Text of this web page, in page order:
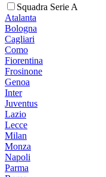
Squadra Serie A
Atalanta
Bologna
Cagliari
Como
Fiorentina
Frosinone
Genoa
Inter
Juventus
Lazio
Lecce
Milan
Monza
Napoli
Parma